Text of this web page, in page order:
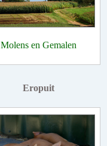
Molens en Gemalen
Eropuit